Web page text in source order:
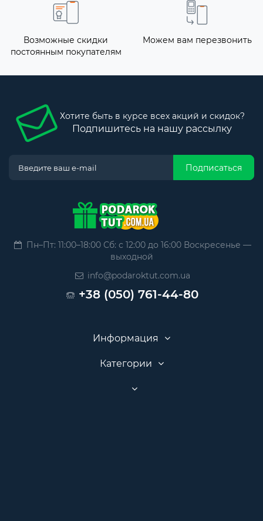
Возможные скидки
постоянным покупателям
Можем вам перезвонить
Хотите быть в курсе всех акций и скидок?
Подпишитесь на нашу рассылку
Подписаться
Пн–Пт: 11:00–18:00 Сб: с 12:00 до 16:00 Воскресенье —
выходной
info@podaroktut.com.ua
+38 (050) 761-44-80
Информация
Категории